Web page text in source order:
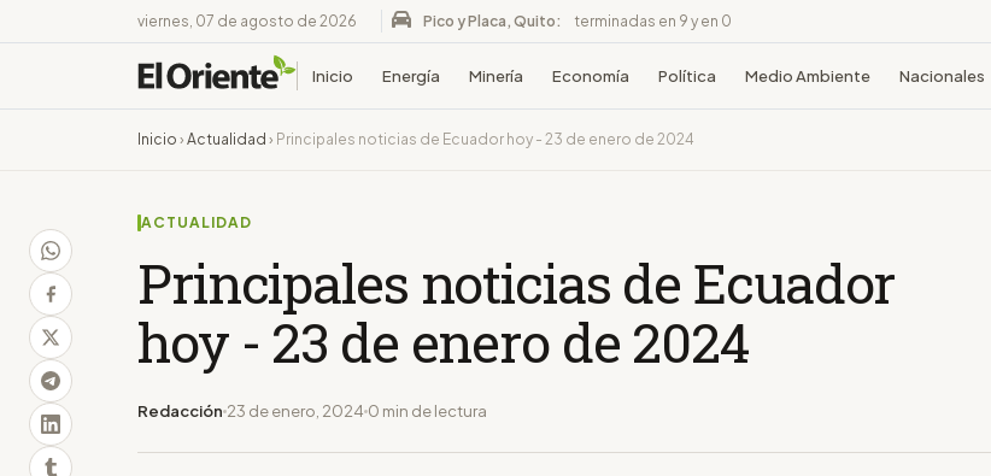
viernes, 07 de agosto de 2026 Pico y Placa, Quito: terminadas en 9 y en 0
Inicio Energía Minería Economía Política Medio Ambiente Nacionales
Inicio › Actualidad › Principales noticias de Ecuador hoy - 23 de enero de 2024
ACTUALIDAD
Principales noticias de Ecuador
hoy - 23 de enero de 2024
Redacción 23 de enero, 2024 0 min de lectura